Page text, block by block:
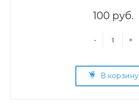
100 руб.
- +
В корзину